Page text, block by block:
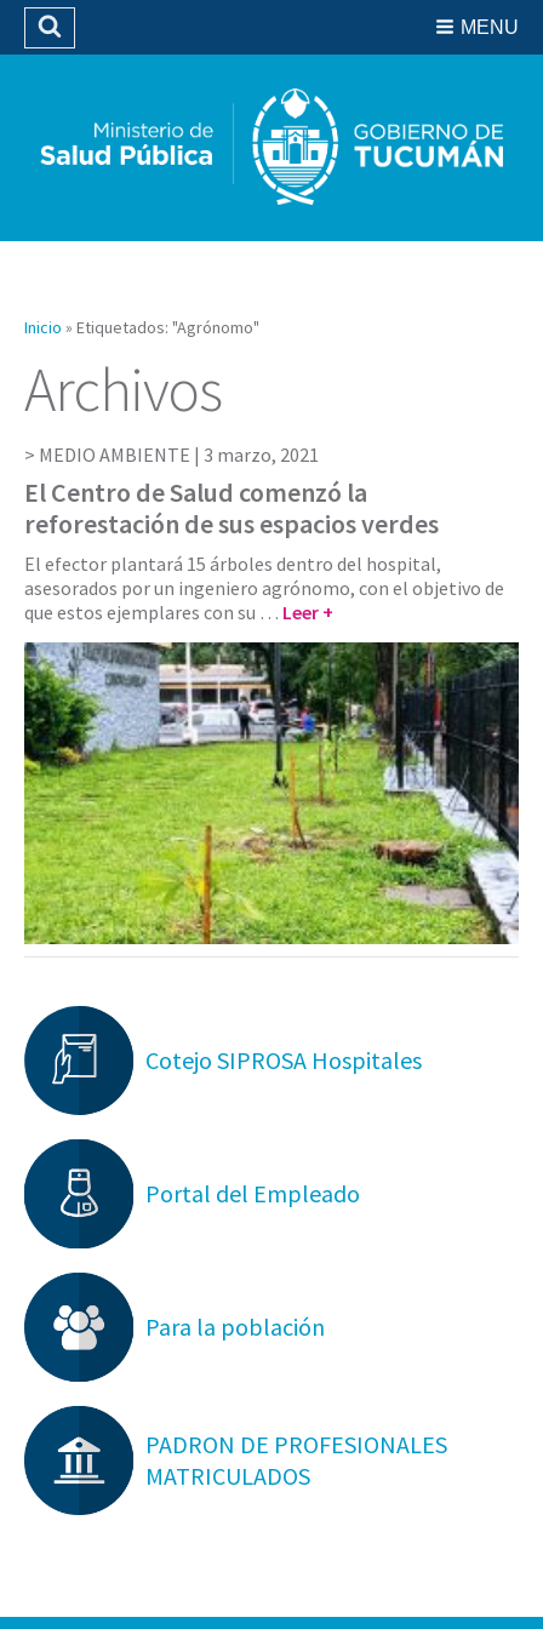
Biblioteca
MENU
Buscar
Inicio » Etiquetados: "Agrónomo"
Archivos
MEDIO AMBIENTE | 3 marzo, 2021
El Centro de Salud comenzó la
reforestación de sus espacios verdes
El efector plantará 15 árboles dentro del hospital,
asesorados por un ingeniero agrónomo, con el objetivo de
que estos ejemplares con su … Leer +
Cotejo SIPROSA Hospitales
Portal del Empleado
Para la población
PADRON DE PROFESIONALES
MATRICULADOS